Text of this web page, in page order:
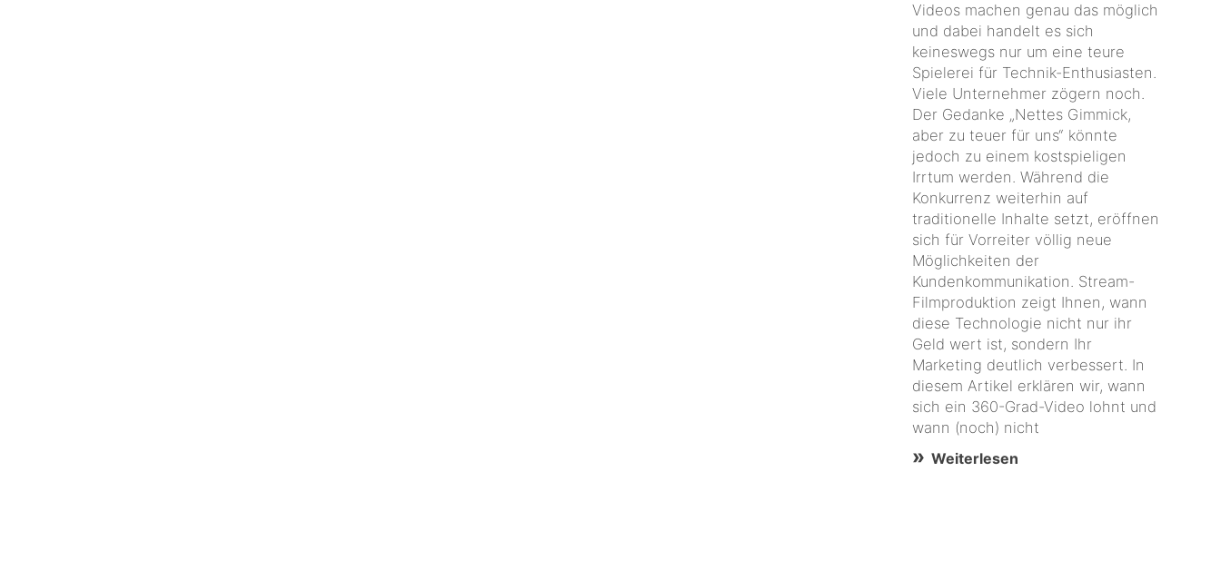
Videos machen genau das möglich
und dabei handelt es sich
keineswegs nur um eine teure
Spielerei für Technik-Enthusiasten.
Viele Unternehmer zögern noch.
Der Gedanke „Nettes Gimmick,
aber zu teuer für uns“ könnte
jedoch zu einem kostspieligen
Irrtum werden. Während die
Konkurrenz weiterhin auf
traditionelle Inhalte setzt, eröffnen
sich für Vorreiter völlig neue
Möglichkeiten der
Kundenkommunikation. Stream-
Filmproduktion zeigt Ihnen, wann
diese Technologie nicht nur ihr
Geld wert ist, sondern Ihr
Marketing deutlich verbessert. In
diesem Artikel erklären wir, wann
sich ein 360-Grad-Video lohnt und
wann (noch) nicht
Weiterlesen